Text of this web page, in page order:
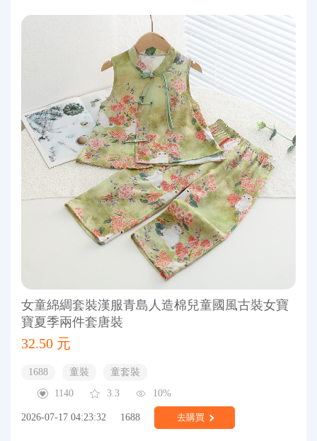
女童綿綢套裝漢服青島人造棉兒童國風古裝女寶
寶夏季兩件套唐裝
32.50 元
1688 童裝
童套裝
1140
3.3 10%
2026-07-17 04:23:32 1688 去購買